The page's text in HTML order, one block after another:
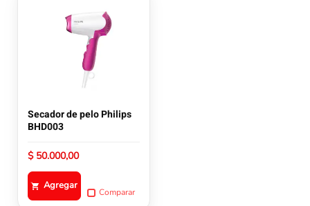
Secador de pelo Philips
BHD003
$50.000,00
Agregar
Comparar